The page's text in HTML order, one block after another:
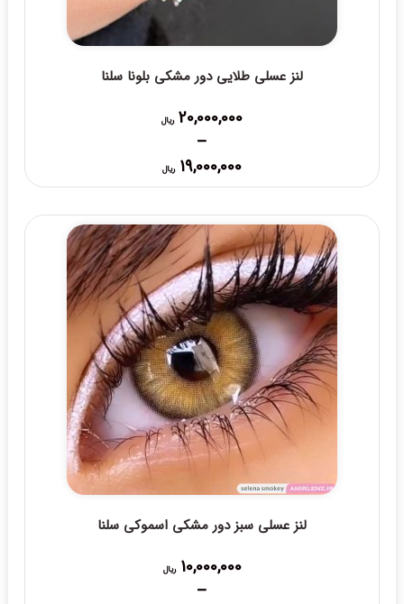
لنز عسلی طلایی دور مشکی بلونا سلنا
20,000,000 ریال
–
19,000,000 ریال
Price
range:
through
20,000,000 ریال
لنز عسلی سبز دور مشکی اسموکی سلنا
10,000,000 ریال
–